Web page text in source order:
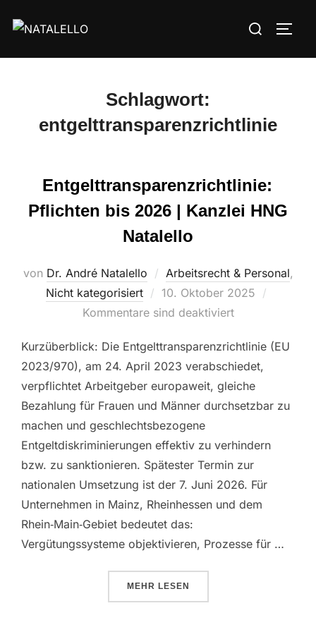
Schlagwort:
entgelttransparenzrichtlinie
Entgelttransparenzrichtlinie:
Pflichten bis 2026 | Kanzlei HNG
Natalello
von Dr. André Natalello Arbeitsrecht & Personal,
Nicht kategorisiert
10. Oktober 2025
Kommentare sind deaktiviert
Kurzüberblick: Die Entgelttransparenzrichtlinie (EU
2023/970), am 24. April 2023 verabschiedet,
verpflichtet Arbeitgeber europaweit, gleiche
Bezahlung für Frauen und Männer durchsetzbar zu
machen und geschlechtsbezogene
Entgeltdiskriminierungen effektiv zu verhindern
bzw. zu sanktionieren. Spätester Termin zur
nationalen Umsetzung ist der 7. Juni 2026. Für
Unternehmen in Mainz, Rheinhessen und dem
Rhein‑Main‑Gebiet bedeutet das:
Vergütungssysteme objektivieren, Prozesse für …
MEHR LESEN